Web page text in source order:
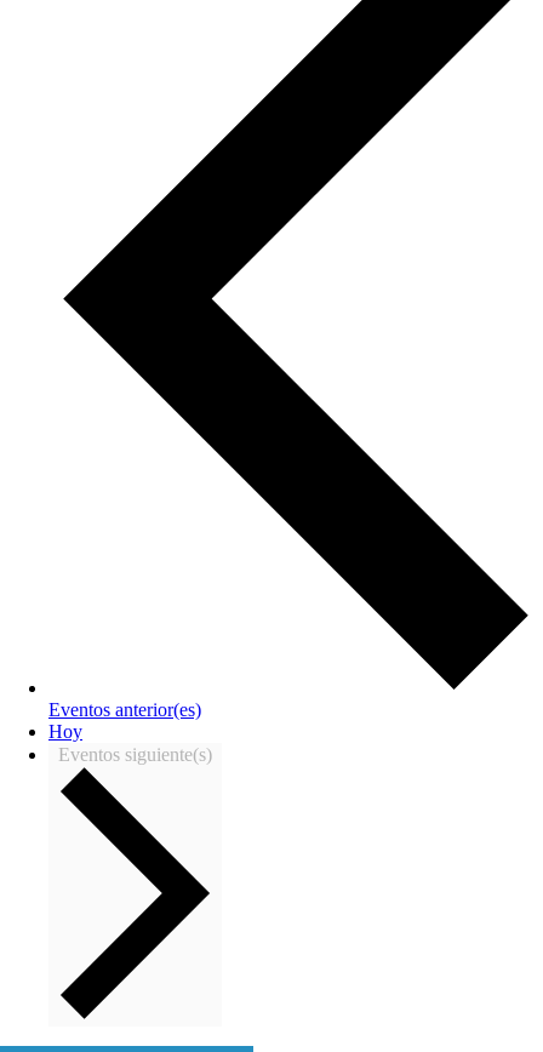
Eventos anterior(es)
Hoy
Eventos siguiente(s)